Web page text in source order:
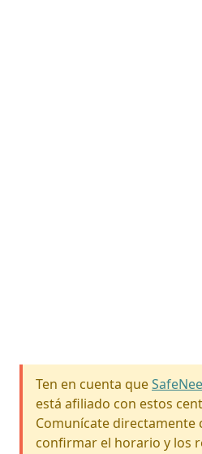
Ten en cuenta que
está afiliado con estos
Comunícate directamente
confirmar el horario y los